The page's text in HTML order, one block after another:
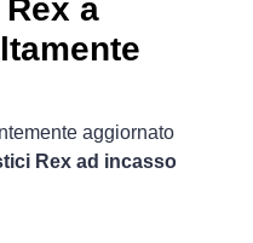
a
aggiornato
Rex ad incasso